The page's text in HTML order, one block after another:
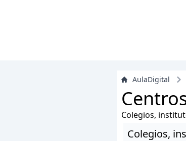
AulaDigital
Colegios,
Colegios,